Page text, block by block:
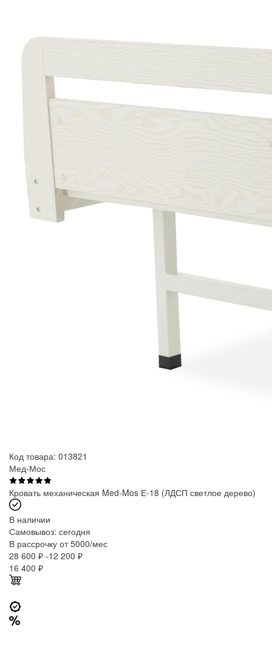
Код товара: 013821
Мед-Мос
Кровать механическая Med-Mos Е-18 (ЛДСП светлое дерево)
В наличии
Самовывоз: сегодня
В рассрочку от 5000/мес
28 600 ₽ -12 200 ₽
16 400 ₽